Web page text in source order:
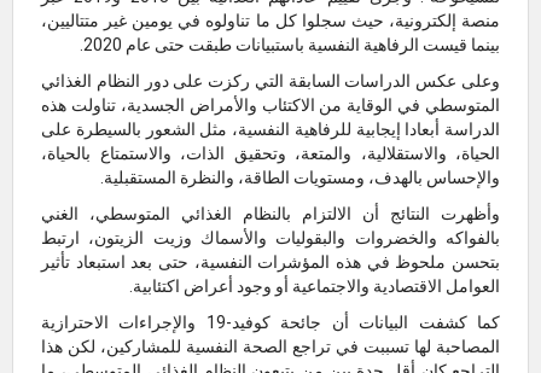
منصة إلكترونية، حيث سجلوا كل ما تناولوه في يومين غير متتاليين،
بينما قيست الرفاهية النفسية باستبيانات طبقت حتى عام 2020.
وعلى عكس الدراسات السابقة التي ركزت على دور النظام الغذائي
المتوسطي في الوقاية من الاكتئاب والأمراض الجسدية، تناولت هذه
الدراسة أبعادا إيجابية للرفاهية النفسية، مثل الشعور بالسيطرة على
الحياة، والاستقلالية، والمتعة، وتحقيق الذات، والاستمتاع بالحياة،
والإحساس بالهدف، ومستويات الطاقة، والنظرة المستقبلية.
وأظهرت النتائج أن الالتزام بالنظام الغذائي المتوسطي، الغني
بالفواكه والخضروات والبقوليات والأسماك وزيت الزيتون، ارتبط
بتحسن ملحوظ في هذه المؤشرات النفسية، حتى بعد استبعاد تأثير
العوامل الاقتصادية والاجتماعية أو وجود أعراض اكتئابية.
كما كشفت البيانات أن جائحة كوفيد-19 والإجراءات الاحترازية
المصاحبة لها تسببت في تراجع الصحة النفسية للمشاركين، لكن هذا